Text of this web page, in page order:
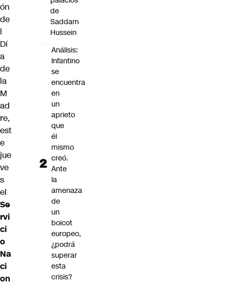
ón
de
l
Dí
a
de
la
M
ad
re,
est
e
jue
ve
s
el
Se
rvi
ci
o
Na
ci
on
de
Saddam
Hussein
Análisis:
Infantino
se
encuentra
en
un
aprieto
que
él
mismo
creó.
Ante
la
amenaza
de
un
boicot
europeo,
¿podrá
superar
esta
crisis?